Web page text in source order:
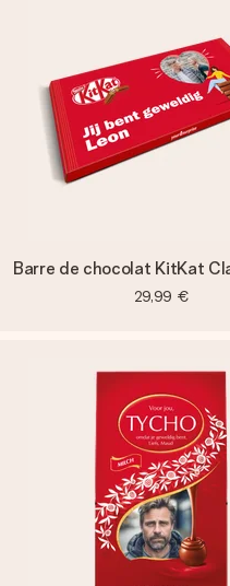
Barre de chocolat KitKat
29,99 €